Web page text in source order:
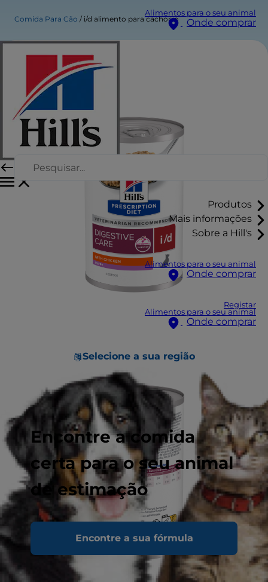
Alimentos para o seu animal
Onde comprar
Produtos
Mais informações
Sobre a Hill's
Alimentos para o seu animal
Onde comprar
Registar
Alimentos para o seu animal
Onde comprar
Selecione a sua região
Encontre a comida
certa para o seu animal
de estimação
Encontre a sua fórmula
Comida Para Cão i/d alimento para cachorro